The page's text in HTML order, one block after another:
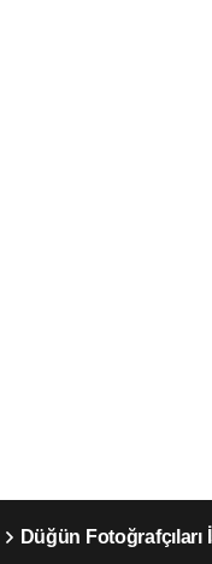
Düğün Fotoğrafçıları